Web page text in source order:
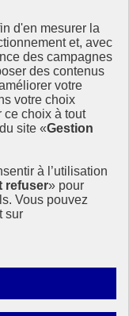
d'en mesurer la
et, avec
des campagnes
des contenus
votre
votre choix
ce choix à tout
site «Gestion
à l’utilisation
refuser» pour
Vous pouvez
sur
l’Agenda
la mobilisation de
fenêtre
fenêtre